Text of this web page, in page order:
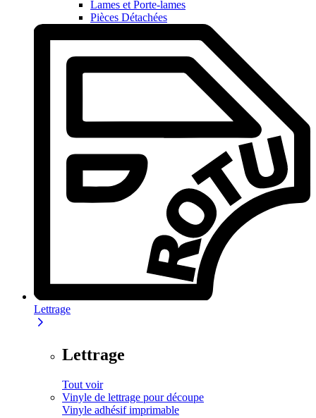
Lames et Porte-lames
Pièces Détachées
Lettrage
Lettrage
Tout voir
Vinyle de lettrage pour découpe
Vinyle adhésif imprimable